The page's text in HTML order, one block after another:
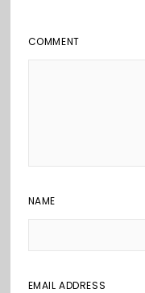
COMMENT
NAME
EMAIL ADDRESS